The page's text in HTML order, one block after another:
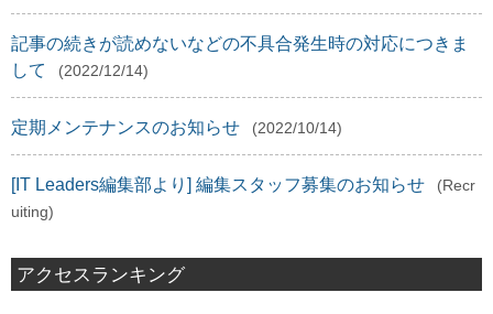
記事の続きが読めないなどの不具合発生時の対応につきま
して
(2022/12/14)
定期メンテナンスのお知らせ (2022/10/14)
[IT Leaders編集部より] 編集スタッフ募集のお知らせ
(Recr
uiting)
アクセスランキング